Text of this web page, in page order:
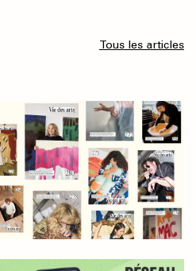
Tous les articles